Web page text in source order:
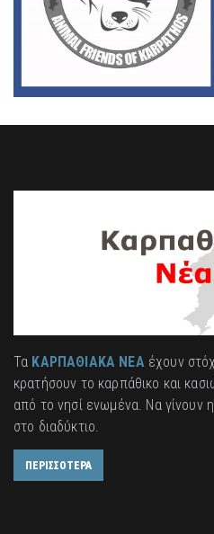
Τα ΚΑΡΠΑΘΙΑΚΑ ΝΕΑέχουν
κρατήσουν το καρπάθικο και
από το νησί ενωμένα. Να γίνουν
στο διαδύκτιο.
ΠΕΡΙΣΣΟΤΕΡΑ